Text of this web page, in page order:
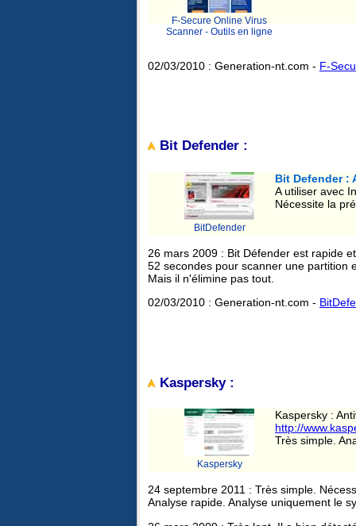
F-Secure Online Virus
Scanner - Outils en ligne
02/03/2010 : Generation-nt.com - F-
Bit Defender :
BitDefender
Bit Defender :
A utiliser avec
Nécessite la
26 mars 2009 : Bit Défender est rapide
52 secondes pour scanner une partition
Mais il n'élimine pas tout.
02/03/2010 : Generation-nt.com -
Kaspersky :
Kaspersky
Kaspersky :
http://
Très simple.
24 septembre 2011 : Très simple.
Analyse rapide. Analyse uniquement le